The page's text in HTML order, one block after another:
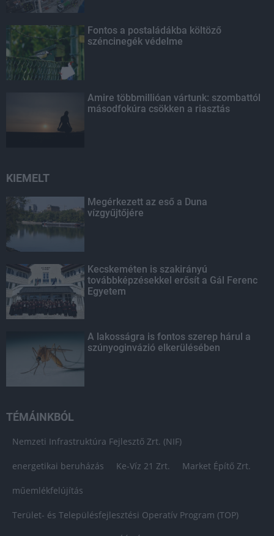
Fontos a postaládákba költöző
széncinegék védelme
Amire többmillióan vártunk: szombattól
másodfokúra csökken a riasztás
KIEMELT
Megérkezett az eső a Duna
vízgyűjtőjére
Kecskeméten is szakirányú
továbbképzésekkel erősít a Gál Ferenc
Egyetem
A lakosságra is fontos szerep hárul a
szúnyoginvázió elkerülésében
TÉMÁINKBÓL
Nemzeti Infrastruktúra Fejlesztő Zrt. (NIF)
energetikai beruházás Ke-Víz 21 Zrt. Market Építő Zrt.
műemlékfelújítás
Terület- és Településfejlesztési Operatív Program (TOP)